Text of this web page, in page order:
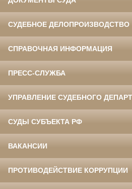
СУДЕБНОЕ ДЕЛОПРОИЗВОДСТВО
СПРАВОЧНАЯ ИНФОРМАЦИЯ
ПРЕСС-СЛУЖБА
УПРАВЛЕНИЕ СУДЕБНОГО
СУДЫ СУБЪЕКТА РФ
ВАКАНСИИ
ПРОТИВОДЕЙСТВИЕ КОРРУПЦИИ